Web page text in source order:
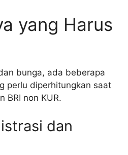
yang Harus
bunga, ada beberapa
perlu diperhitungkan saat
BRI non KUR.
dan